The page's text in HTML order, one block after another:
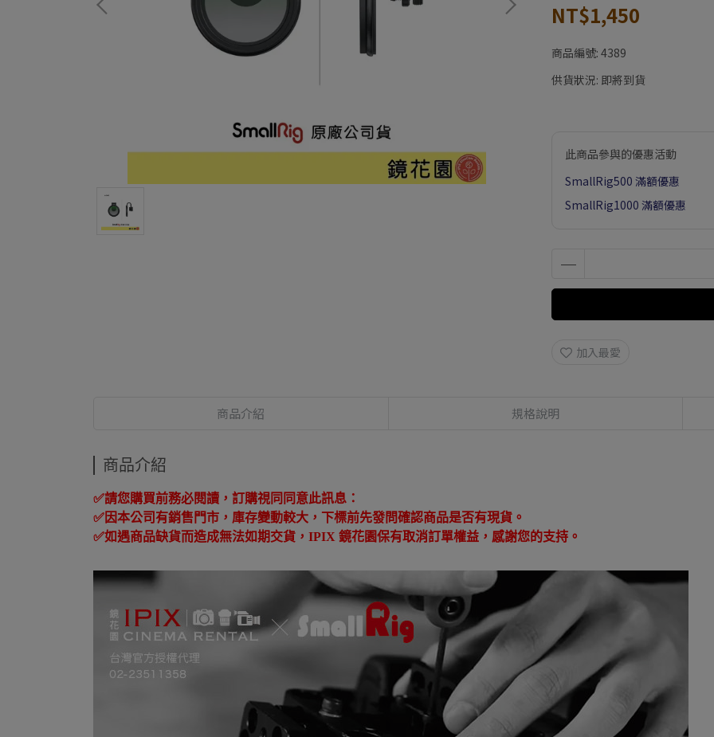
NT$1,450
商品編號: 4389
供貨狀況: 即將到貨
此商品參與的優惠活動
SmallRig500 滿額優惠
SmallRig1000 滿額優惠
加入最愛
商品介紹 規格說明
商品介紹
✅請您購買前務必閱讀，訂購視同同意此訊息：
✅因本公司有銷售門市，庫存變動較大，下標前先發問確認商品是否有現貨。
✅如遇商品缺貨而造成無法如期交貨， IPIX 鏡花園保有取消訂單權益，感謝您的支持。